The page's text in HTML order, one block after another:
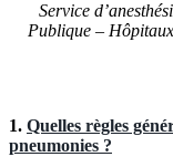
Service
Publique –
1. Quelles règles
pneumonies ?